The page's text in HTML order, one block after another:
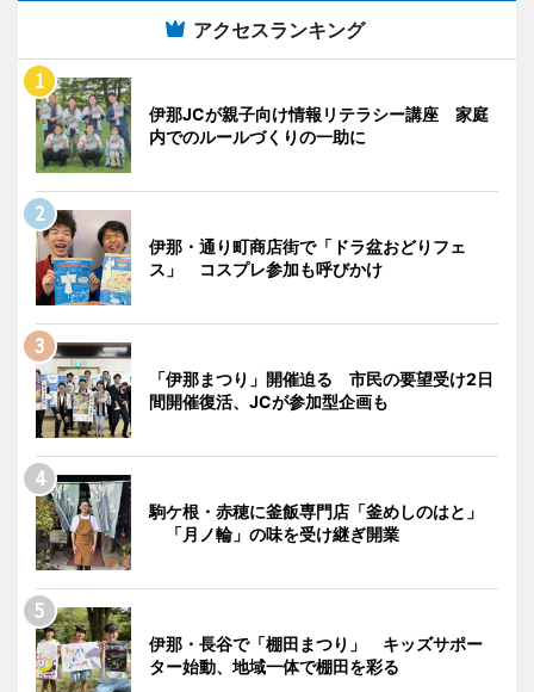
アクセスランキング
伊那JCが親子向け情報リテラシー講座 家庭
内でのルールづくりの一助に
伊那・通り町商店街で「ドラ盆おどりフェ
ス」 コスプレ参加も呼びかけ
「伊那まつり」開催迫る 市民の要望受け2日
間開催復活、JCが参加型企画も
駒ケ根・赤穂に釜飯専門店「釜めしのはと」
「月ノ輪」の味を受け継ぎ開業
伊那・長谷で「棚田まつり」 キッズサポー
ター始動、地域一体で棚田を彩る